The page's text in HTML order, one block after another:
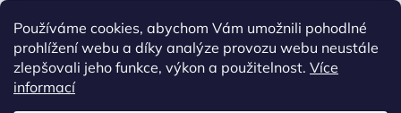
Používáme cookies, abychom Vám umožnili pohodlné
prohlížení webu a díky analýze provozu webu neustále
zlepšovali jeho funkce, výkon a použitelnost. Více
informací